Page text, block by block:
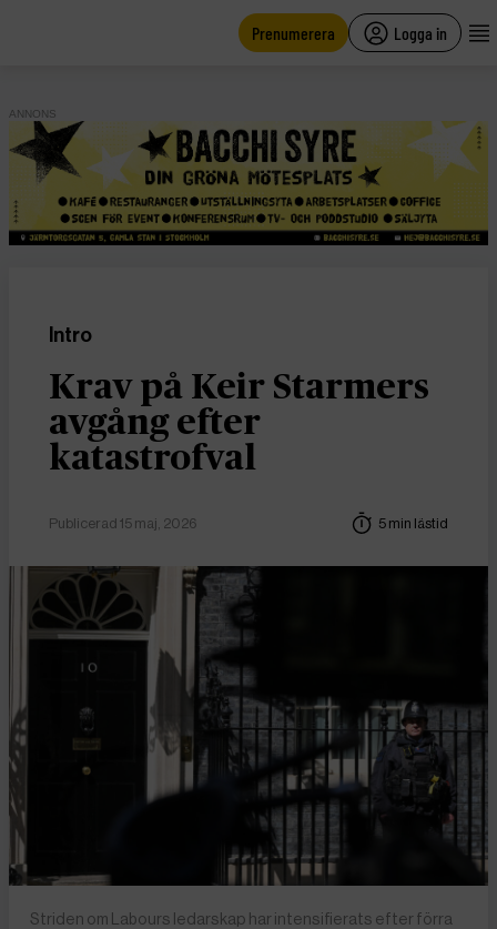
Prenumerera Logga in
ANNONS
Intro
Krav på Keir Starmers
avgång efter
katastrofval
Publicerad 15 maj, 2026 5 min lästid
Striden om Labours ledarskap har intensifierats efter förra